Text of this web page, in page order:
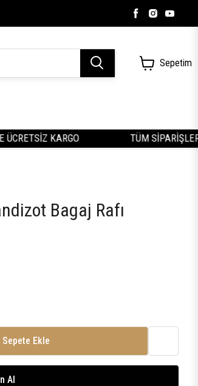
Sepetim
KARGO TÜM
Bagaj Rafı
Sepete Ekle
Al